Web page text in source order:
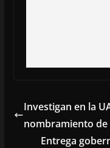
Investigan en la
nombramiento
Entrega